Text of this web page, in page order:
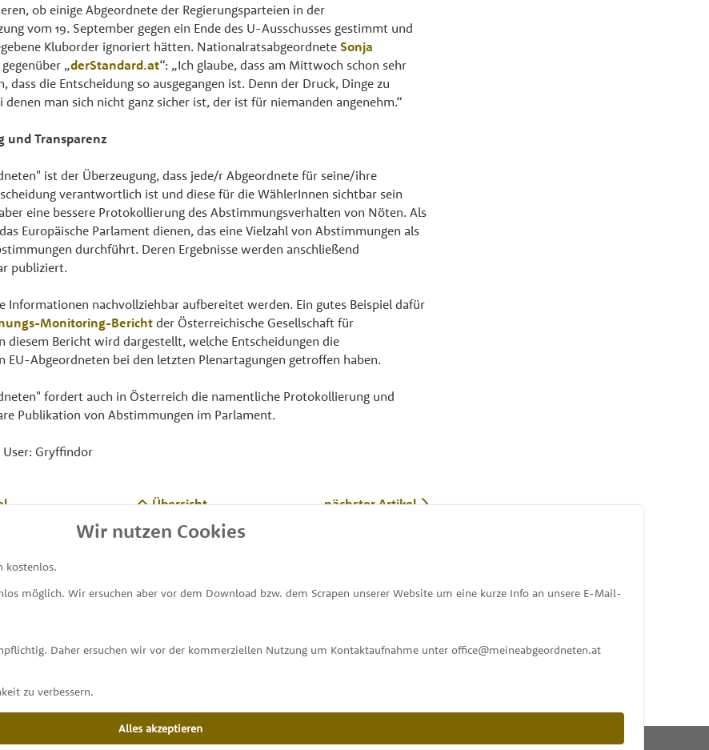
ob einige Abgeordnete der Regierungsparteien in der
vom 19. September gegen ein Ende des U-Ausschusses gestimmt und
Kluborder ignoriert hätten. Nationalratsabgeordnete Sonja
gegenüber „derStandard.at“: „Ich glaube, dass am Mittwoch schon sehr
dass die Entscheidung so ausgegangen ist. Denn der Druck, Dinge zu
denen man sich nicht ganz sicher ist, der ist für niemanden angenehm.“
und Transparenz
ist der Überzeugung, dass jede/r Abgeordnete für seine/ihre
verantwortlich ist und diese für die WählerInnen sichtbar sein
eine bessere Protokollierung des Abstimmungsverhalten von Nöten. Als
Europäische Parlament dienen, das eine Vielzahl von Abstimmungen als
durchführt. Deren Ergebnisse werden anschließend
publiziert.
Informationen nachvollziehbar aufbereitet werden. Ein gutes Beispiel dafür
Monitoring-Bericht der Österreichische Gesellschaft für
diesem Bericht wird dargestellt, welche Entscheidungen die
EU-Abgeordneten bei den letzten Plenartagungen getroffen haben.
fordert auch in Österreich die namentliche Protokollierung und
Publikation von Abstimmungen im Parlament.
Gryffindor
Übersicht nächster Artikel
Wir nutzen Cookies
kostenlos.
möglich. Wir ersuchen aber vor dem Download bzw. dem Scrapen unserer Website um eine kurze Info an unsere E-Mail-
Daher ersuchen wir vor der kommerziellen Nutzung um Kontaktaufnahme unter office@meineabgeordneten.at
zu verbessern.
Alles akzeptieren